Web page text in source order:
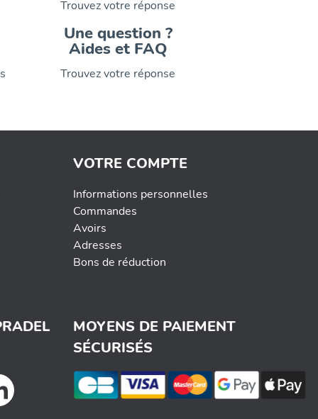
Une question ?
Aides et FAQ
Trouvez votre réponse
VOTRE COMPTE
Informations personnelles
Commandes
Avoirs
Adresses
Bons de réduction
MOYENS DE PAIEMENT
SÉCURISÉS